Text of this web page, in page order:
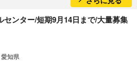
センター/短期9月14日まで/大量募集
知県